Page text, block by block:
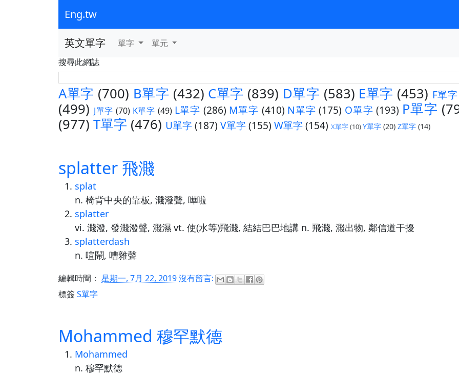
Eng.tw
英文單字 單字
單元
搜尋此網誌
A單字 (700) B單字 (432) C單字 (839) D單字 (583) E單字 (453) F單字
(499) J單字 (70) K單字 (49) L單字 (286) M單字 (410) N單字 (175) O單字 (193) P單字
(977) T單字 (476) U單字(187) V單字(155) W單字(154) X單字(10)Y單字 (20) Z單字 (14)
splatter 飛濺
splat
n. 椅背中央的靠板, 濺潑聲, 嘩啦
splatter
vi. 濺潑, 發濺潑聲, 濺濕 vt. 使(水等)飛濺, 結結巴巴地講 n. 飛濺, 濺出物, 鄰信道干擾
splatterdash
n. 喧鬧, 嘈雜聲
編輯時間： 星期一, 7月 22, 2019沒有留言:
標簽 S單字
Mohammed 穆罕默德
Mohammed
n. 穆罕默德